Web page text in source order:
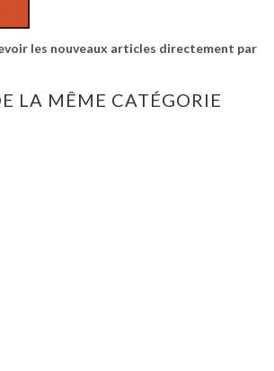
les nouveaux articles directement par
LA MÊME CATÉGORIE